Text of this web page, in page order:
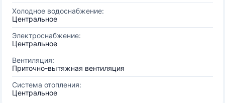
Холодное водоснабжение:
Центральное
Электроснабжение:
Центральное
Вентиляция:
Приточно-вытяжная вентиляция
Система отопления:
Центральное